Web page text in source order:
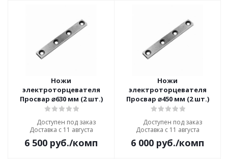
Ножи
электроторцевателя
Просвар ⌀630 мм (2 шт.)
Доступен под заказ
Доставка с 11 августа
6 500 руб./комп
Ножи
электроторцевателя
Просвар ⌀450 мм (2 шт.)
Доступен под заказ
Доставка с 11 августа
6 000 руб./комп